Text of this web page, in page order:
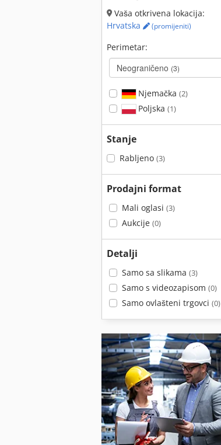
Vaša otkrivena lokacija:
Hrvatska
(promijeniti)
Perimetar:
Neograničeno (3)
Njemačka (2)
Poljska (1)
Stanje
Rabljeno (3)
Prodajni format
Mali oglasi (3)
Aukcije (0)
Detalji
Samo sa slikama (3)
Samo s videozapisom (0)
Samo ovlašteni trgovci (0)